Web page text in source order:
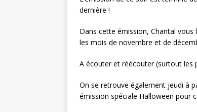
dernière !
Dans cette émission, Chantal
les mois de novembre et de
A écouter et réécouter (surtout les
On se retrouve également jeudi à
émission spéciale Halloween pour